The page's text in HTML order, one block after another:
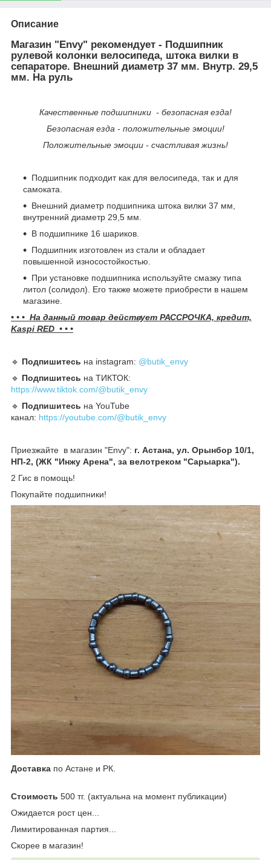
Описание
Магазин "Envy" рекомендует - Подшипник
рулевой колонки велосипеда, штока вилки в
сепараторе. Внешний диаметр 37 мм. Внутр. 29,5
мм. На руль
Качественные подшипники - безопасная езда!
Безопасная езда - положительные эмоции!
Положительные эмоции - счастливая жизнь!
Подшипник подходит как для велосипеда, так и для
самоката.
Внешний диаметр подшипника штока вилки 37 мм,
внутренний диаметр 29,5 мм.
В подшипнике 16 шариков.
Подшипник изготовлен из стали и обладает
повышенной износостойкостью.
При установке подшипника используйте смазку типа
литол (солидол). Его также можете приобрести в нашем
магазине.
• • • На данный товар действует РАССРОЧКА, кредит,
Kaspi RED • • •
🔹️ Подпишитесь на instagram: @butik_envy
🔹️ Подпишитесь на ТИКТОК:
https://www.tiktok.com/@butik_envy
🔹️ Подпишитесь на YouTube
канал: https://youtube.com/@butik_envy
Приезжайте в магазин "Envy": г. Астана, ул. Орынбор 10/1,
НП-2, (ЖК "Инжу Арена", за велотреком "Сарыарка").
2 Гис в помощь!
Покупайте подшипники!
Доставка по Астане и РК.
Стоимость 500 тг. (актуальна на момент публикации)
Ожидается рост цен...
Лимитированная партия...
Скорее в магазин!